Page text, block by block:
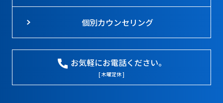
個別カウンセリング
お気軽にお電話ください。
[ 木曜定休 ]